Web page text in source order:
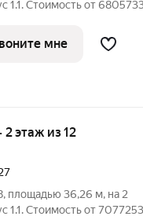
от 6805733
по концепции
мне
2 этаж из 12
площадью 36,26 м, на 2
от 7077253